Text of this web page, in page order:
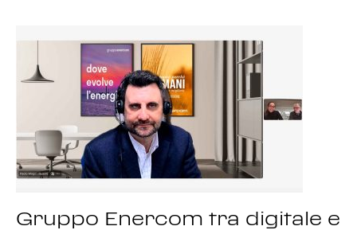
Gruppo Enercom tra digitale e